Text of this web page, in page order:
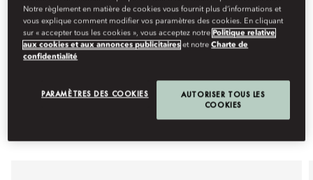
Notre règlement en matière de cookies vous fournit plus d’informations et
vous explique comment modifier vos paramètres des cookies. En cliquant
sur « accepter tous les cookies », vous acceptez notre Politique relative
aux cookies et aux annonces publicitaires et notreCharte de
confidentialité
PARAMÈTRES DES COOKIES
AUTORISER TOUS LES
COOKIES